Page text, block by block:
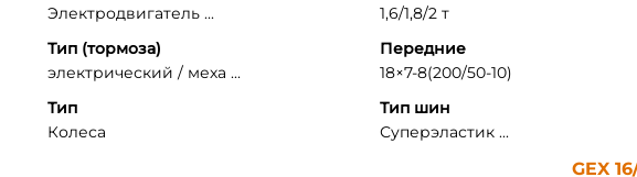
Электродвигатель ...
1,6/1,8/2 т
Тип (тормоза)
электрический / меха ...
Передние
18×7-8(200/50-10)
Тип
Колеса
Тип шин
Суперэластик ...
GEX